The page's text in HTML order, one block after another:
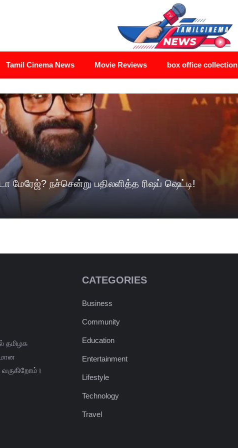
Tamil Cinema News Movie Reviews box office collection
நச்சென்று பதிலளித்த ரிஷப் ஷெட்டி!
தமிழக
CATEGORIES
Business
Community
Education
Entertainment
Lifestyle
Technology
Travel